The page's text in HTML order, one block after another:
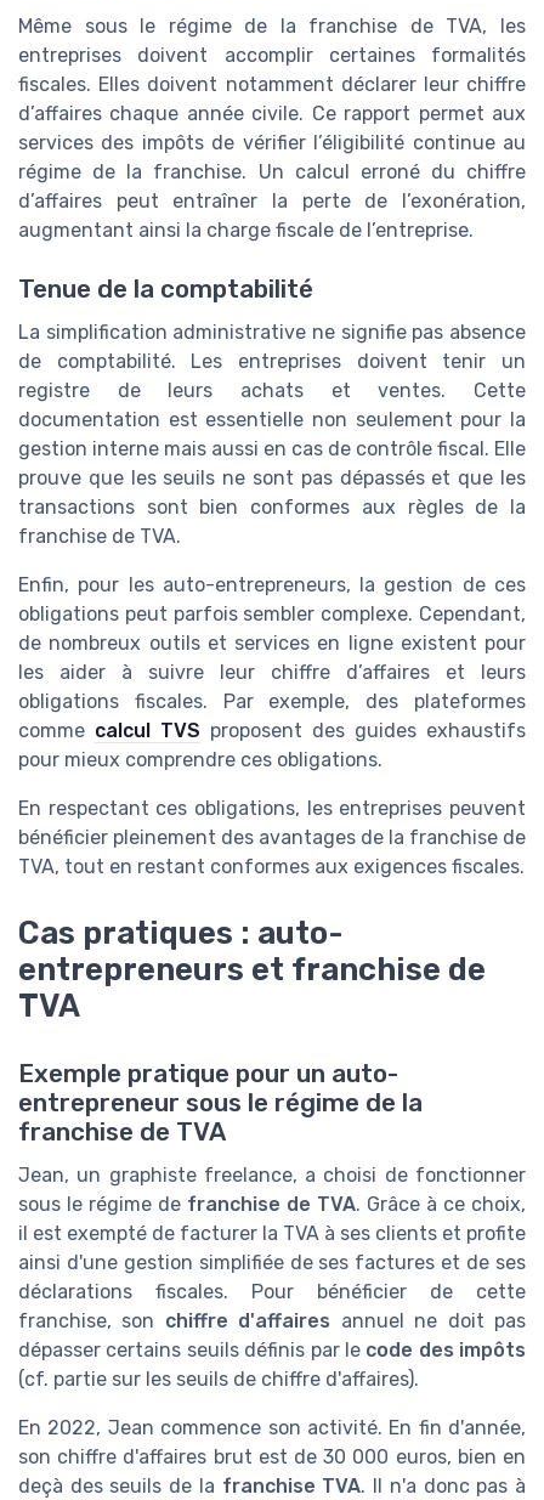
Même sous le régime de la franchise de TVA, les
entreprises doivent accomplir certaines formalités
fiscales. Elles doivent notamment déclarer leur chiffre
d’affaires chaque année civile. Ce rapport permet aux
services des impôts de vérifier l’éligibilité continue au
régime de la franchise. Un calcul erroné du chiffre
d’affaires peut entraîner la perte de l’exonération,
augmentant ainsi la charge fiscale de l’entreprise.
Tenue de la comptabilité
La simplification administrative ne signifie pas absence
de comptabilité. Les entreprises doivent tenir un
registre de leurs achats et ventes. Cette
documentation est essentielle non seulement pour la
gestion interne mais aussi en cas de contrôle fiscal. Elle
prouve que les seuils ne sont pas dépassés et que les
transactions sont bien conformes aux règles de la
franchise de TVA.
Enfin, pour les auto-entrepreneurs, la gestion de ces
obligations peut parfois sembler complexe. Cependant,
de nombreux outils et services en ligne existent pour
les aider à suivre leur chiffre d’affaires et leurs
obligations fiscales. Par exemple, des plateformes
comme calcul TVS proposent des guides exhaustifs
pour mieux comprendre ces obligations.
En respectant ces obligations, les entreprises peuvent
bénéficier pleinement des avantages de la franchise de
TVA, tout en restant conformes aux exigences fiscales.
Cas pratiques : auto-
entrepreneurs et franchise de
TVA
Exemple pratique pour un auto-
entrepreneur sous le régime de la
franchise de TVA
Jean, un graphiste freelance, a choisi de fonctionner
sous le régime de franchise de TVA. Grâce à ce choix,
il est exempté de facturer la TVA à ses clients et profite
ainsi d'une gestion simplifiée de ses factures et de ses
déclarations fiscales. Pour bénéficier de cette
franchise, son chiffre d'affaires annuel ne doit pas
dépasser certains seuils définis par le code des impôts
(cf. partie sur les seuils de chiffre d'affaires).
En 2022, Jean commence son activité. En fin d'année,
son chiffre d'affaires brut est de 30 000 euros, bien en
deçà des seuils de la franchise TVA. Il n'a donc pas à